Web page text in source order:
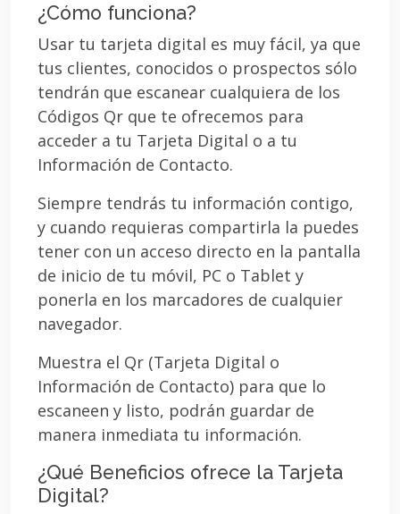
¿Cómo funciona?
Usar tu tarjeta digital es muy fácil, ya que
tus clientes, conocidos o prospectos sólo
tendrán que escanear cualquiera de los
Códigos Qr que te ofrecemos para
acceder a tu Tarjeta Digital o a tu
Información de Contacto.
Siempre tendrás tu información contigo,
y cuando requieras compartirla la puedes
tener con un acceso directo en la pantalla
de inicio de tu móvil, PC o Tablet y
ponerla en los marcadores de cualquier
navegador.
Muestra el Qr (Tarjeta Digital o
Información de Contacto) para que lo
escaneen y listo, podrán guardar de
manera inmediata tu información.
¿Qué Beneficios ofrece la Tarjeta
Digital?